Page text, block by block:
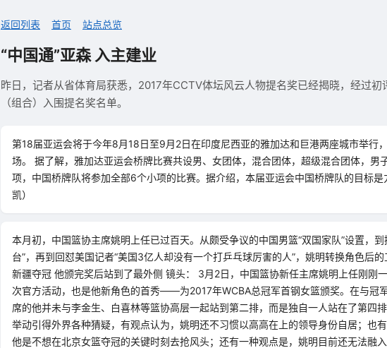
返回列表 首页 站点总览
“中国通”亚森 入主建业
昨日，记者从省体育局获悉，2017年CCTV体坛风云人物提名奖已经揭晓，经过初
（组合）入围提名奖名单。
第18届亚运会将于今年8月18日至9月2日在印度尼西亚的雅加达和巨港两座城市举行
场。 据了解，雅加达亚运会桥牌比赛共设男、女团体，混合团体，超级混合团体，男
项，中国桥牌队将参加全部6个小项的比赛。据介绍，本届亚运会中国桥牌队的目标
凯）
本月初，中国篮协主席姚明上任已过百天。从颇受争议的中国男篮“双国家队”设置，
台”，再到回怼美国记者“美国3亿人却没有一个打乒乓球厉害的人”，姚明转换角色后的
新疆夺冠 他颁完奖后站到了最外侧 镜头： 3月2日，中国篮协新任主席姚明上任刚刚
次官方活动，也是他新角色的首秀——为2017年WCBA总冠军首钢女篮颁奖。在与冠
席的他并未与李金生、白喜林等篮协高层一起站到第二排，而是独自一人站在了第四
举动引得外界各种猜疑，有观点认为，姚明还不习惯以高高在上的领导身份自居；也
他是不想在北京女篮夺冠的关键时刻去抢风头；还有一种观点是，姚明目前还无法融